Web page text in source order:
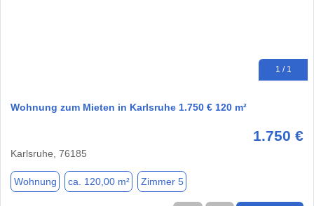
1 / 1
Wohnung zum Mieten in Karlsruhe 1.750 € 120 m²
1.750 €
Karlsruhe, 76185
Wohnung ca. 120,00 m² Zimmer 5